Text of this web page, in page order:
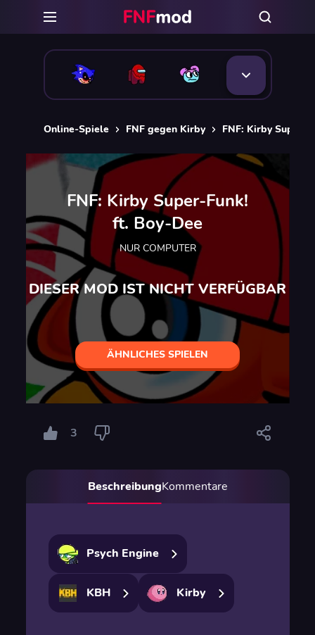
Online-Spiele FNF gegen Kirby FNF: Kirby Super-
FNF: Kirby Super-Funk!
ft. Boy-Dee
NUR COMPUTER
DIESER MOD IST NICHT VERFÜGBAR
ÄHNLICHES SPIELEN
3
BeschreibungKommentare
Psych Engine
KBH Kirby